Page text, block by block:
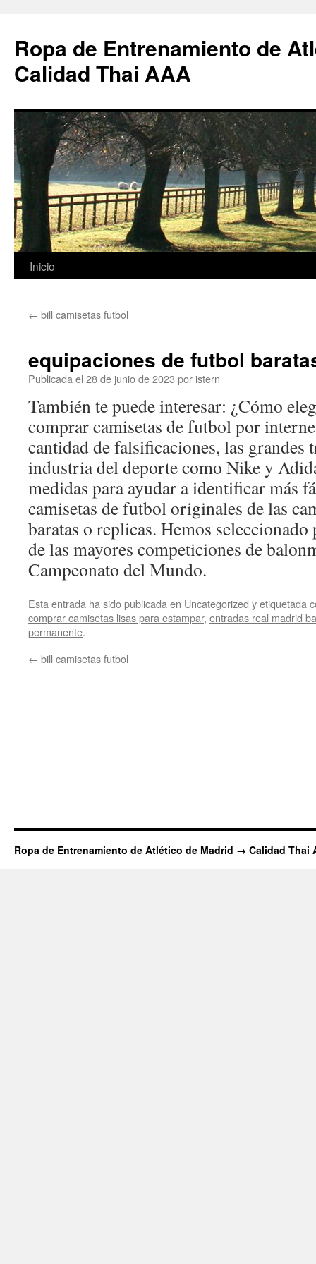
Ropa de Entrenamiento de
Calidad Thai AAA
Saltar
contenido
Inicio
← bill camisetas futbol
equipaciones de futbol
Publicada el 28 de junio de 2023 por istern
También te puede interesar: ¿Cómo
comprar camisetas de futbol por
cantidad de falsificaciones, las grandes
industria del deporte como Nike y
medidas para ayudar a identificar más
camisetas de futbol originales de las
baratas o replicas. Hemos
de las mayores competiciones de
Campeonato del Mundo.
Esta entrada ha sido publicada en Uncategorized y etiquetada
comprar camisetas lisas para estampar, entradas real madrid
permanente.
← bill camisetas futbol
Ropa de Entrenamiento de Atlético de Madrid → Calidad Thai